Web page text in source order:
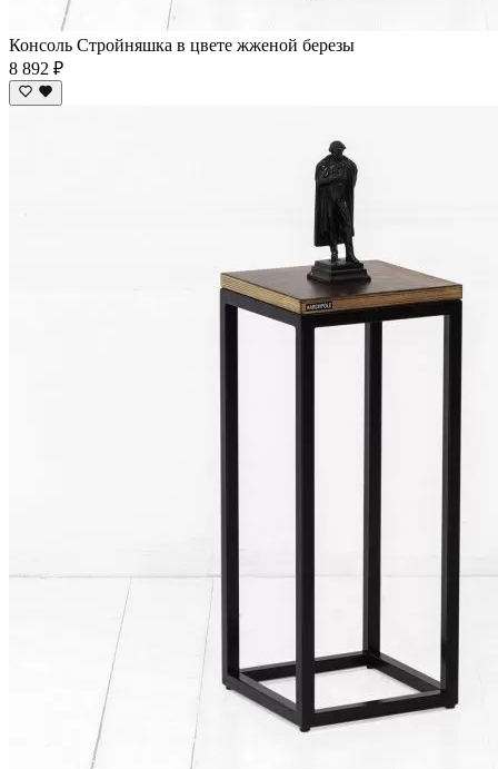
Консоль Стройняшка в цвете жженой березы
8 892 ₽